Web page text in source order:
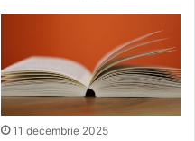
11 decembrie 2025